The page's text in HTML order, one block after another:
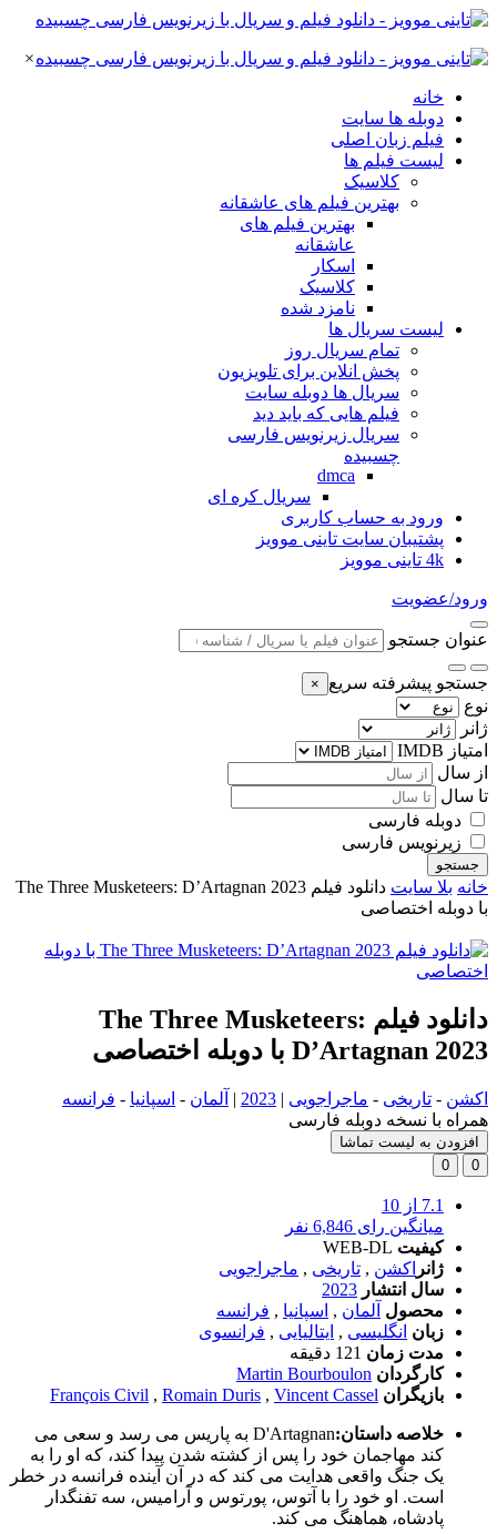
×
خانه
دوبله ها سایت
فیلم زبان اصلی
لیست فیلم ها
کلاسیک
بهترین فیلم های عاشقانه
بهترین فیلم های
عاشقانه
اسکار
کلاسیک
نامزد شده
لیست سریال ها
تمام سریال روز
پخش انلاین برای تلویزیون
سریال ها دوبله سایت
فیلم هایی که باید دید
سریال زیرنویس فارسی
چسبیده
dmca
سریال کره ای
ورود به حساب کاربری
پشتیبان سایت تاینی موویز
4k تاینی موویز
ورود/عضویت
عنوان جستجو
جستجو پیشرفته سریع ×
نوع
ژانر
امتیاز IMDB
از سال
تا سال
دوبله فارسی
زیرنویس فارسی
جستجو
خانه بلا سایت
دانلود فیلم The Three Musketeers: D’Artagnan 2023
با دوبله اختصاصی
دانلود فیلم The Three Musketeers:
D’Artagnan 2023 با دوبله اختصاصی
اکشن - تاریخی - ماجراجویی |
2023
| آلمان - اسپانیا - فرانسه
همراه با نسخه دوبله فارسی
افزودن به لیست تماشا
0
0
7.1 از 10
میانگین رای 6,846 نفر
کیفیت WEB-DL
ژانر اکشن , تاریخی , ماجراجویی
سال انتشار 2023
محصول آلمان , اسپانیا , فرانسه
زبان انگلیسی , ایتالیایی , فرانسوی
مدت زمان 121 دقیقه
کارگردان Martin Bourboulon
بازیگران
François Civil , Romain Duris , Vincent Cassel
خلاصه داستان:
D'Artagnan به پاریس می رسد و سعی می
کند مهاجمان خود را پس از کشته شدن پیدا کند، که او را به
یک جنگ واقعی هدایت می کند که در آن آینده فرانسه در خطر
است. او خود را با آتوس، پورتوس و آرامیس، سه تفنگدار
پادشاه، هماهنگ می کند.